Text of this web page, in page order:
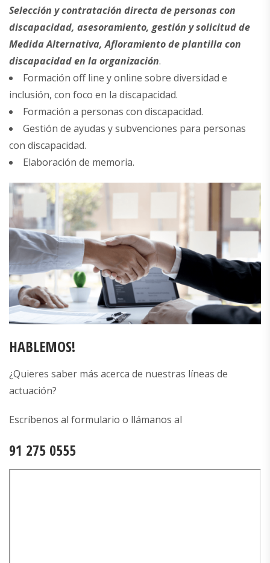
Selección y contratación directa de personas con
discapacidad, asesoramiento, gestión y solicitud de
Medida Alternativa, Afloramiento de plantilla con
discapacidad en la organización.
Formación off line y online sobre diversidad e
inclusión, con foco en la discapacidad.
Formación a personas con discapacidad.
Gestión de ayudas y subvenciones para personas
con discapacidad.
Elaboración de memoria.
HABLEMOS!
¿Quieres saber más acerca de nuestras líneas de
actuación?
Escríbenos al formulario o llámanos al
91 275 0555